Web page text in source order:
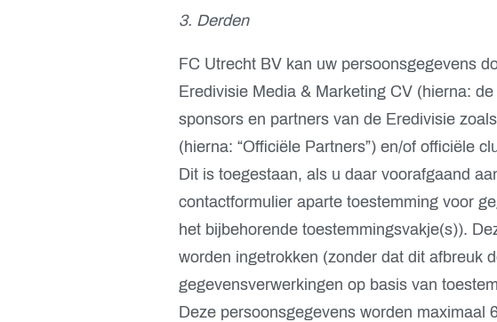
3. Derden
FC Utrecht BV kan uw persoonsgegevens
Eredivisie Media & Marketing CV (hierna: de
sponsors en partners van de Eredivisie
(hierna: “Officiële Partners”) en/of officiële
Dit is toegestaan, als u daar voorafgaand
contactformulier aparte toestemming voor
het bijbehorende toestemmingsvakje(s)).
worden ingetrokken (zonder dat dit afbreuk
gegevensverwerkingen op basis van
Deze persoonsgegevens worden maximaal